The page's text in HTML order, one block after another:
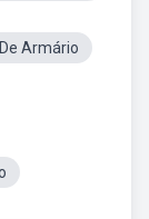
Armário